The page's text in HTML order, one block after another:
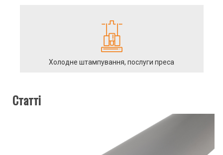
Холодне штампування, послуги преса
Статті